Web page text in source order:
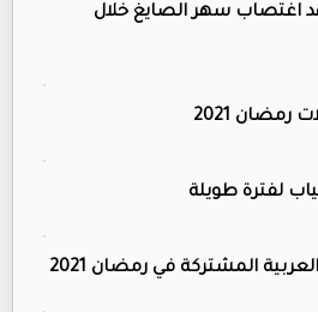
اغتصاب سهر الصايغ خلال
2021
لفترة طويلة
المشتركة في رمضان 2021